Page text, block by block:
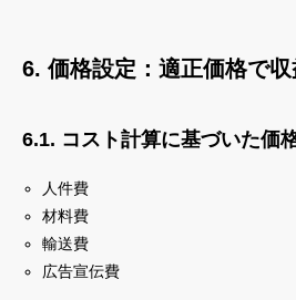
6. 価格設定：適正価格で
6.1. コスト計算に基づいた価
人件費
材料費
輸送費
広告宣伝費